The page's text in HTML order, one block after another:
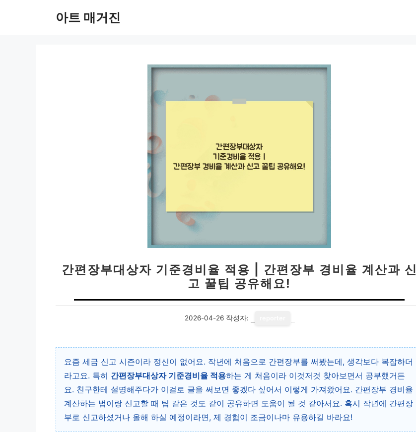
아트 매거진
간편장부대상자 기준경비율 적용 | 간편장부 경비율 계산과 신
고 꿀팁 공유해요!
2026-04-26 작성자:
요즘 세금 신고 시즌이라 정신이 없어요. 작년에 처음으로 간편장부를 써봤는데, 생각보다 복잡하더
라고요. 특히 간편장부대상자 기준경비율 적용하는 게 처음이라 이것저것 찾아보면서 공부했거든
요. 친구한테 설명해주다가 이걸로 글을 써보면 좋겠다 싶어서 이렇게 가져왔어요. 간편장부 경비율
계산하는 법이랑 신고할 때 팁 같은 것도 같이 공유하면 도움이 될 것 같아서요. 혹시 작년에 간편장
부로 신고하셨거나 올해 하실 예정이라면, 제 경험이 조금이나마 유용하길 바라요!